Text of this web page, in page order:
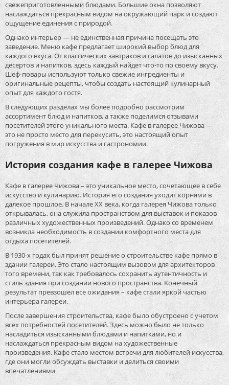
свежеприготовленными блюдами. Большие окна позволяют
наслаждаться прекрасным видом на окружающий парк и создают
ощущение единения с природой.
Однако интерьер — не единственная причина посещать это
заведение. Меню кафе предлагает широкий выбор блюд для
каждого вкуса. От классических завтраков и салатов до изысканных
десертов и напитков, здесь каждый найдет что-то по своему вкусу.
Шеф-повары используют только свежие ингредиенты и
оригинальные рецепты, чтобы создать настоящий кулинарный
опыт для каждого гостя.
В следующих разделах мы более подробно рассмотрим
ассортимент блюд и напитков, а также поделимся отзывами
посетителей этого уникального места. Кафе в галерее Чижова —
это не просто место для перекусить, это настоящий опыт
погружения в мир искусства и гастрономии.
История создания кафе в галерее Чижова
Кафе в галерее Чижова – это уникальное место, сочетающее в себе
искусство и кулинарию. История его создания уходит корнями в
далекое прошлое. В начале XX века, когда галерея Чижова только
открывалась, она служила пространством для выставок и показов
различных художественных произведений. Однако со временем
возникла необходимость в создании комфортного места для
отдыха посетителей.
В 1930-х годах был принят решение о строительстве кафе прямо в
здании галереи. Это стало настоящим вызовом для архитекторов
того времени, так как требовалось сохранить аутентичность и
стиль здания при создании нового пространства. Конечный
результат превзошел все ожидания – кафе стали яркой частью
интерьера галереи.
После завершения строительства, кафе было обустроено с учетом
всех потребностей посетителей. Здесь можно было не только
насладиться изысканными блюдами и напитками, но и
наслаждаться прекрасным видом на художественные
произведения. Кафе стало местом встречи для любителей искусства,
где они могли обсуждать выставки и делиться своими
впечатлениями